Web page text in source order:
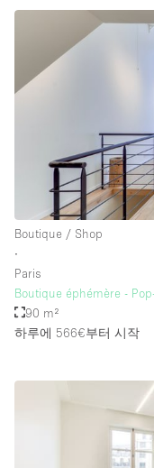
Whitebox /
Window Display
지하층
1층 앞마당
위치한 거리
테라스
윗층
Boutique / Shop
∙
Paris
Boutique éphémère -
90 m²
하루에 566€부터 시작